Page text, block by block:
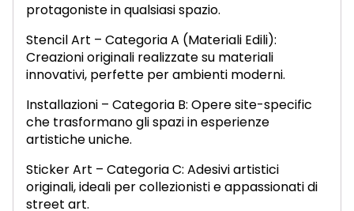
protagoniste in qualsiasi spazio.
Stencil Art – Categoria A (Materiali Edili):
Creazioni originali realizzate su materiali
innovativi, perfette per ambienti moderni.
Installazioni – Categoria B: Opere site-specific
che trasformano gli spazi in esperienze
artistiche uniche.
Sticker Art – Categoria C: Adesivi artistici
originali, ideali per collezionisti e appassionati di
street art.